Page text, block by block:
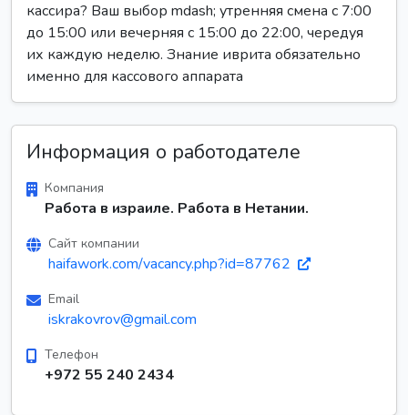
кассира? Ваш выбор mdash; утренняя смена с 7:00
до 15:00 или вечерняя с 15:00 до 22:00, чередуя
их каждую неделю. Знание иврита обязательно
именно для кассового аппарата
Информация о работодателе
Компания
Работа в израиле. Работа в Нетании.
Сайт компании
haifawork.com/vacancy.php?id=87762
Email
iskrakovrov@gmail.com
Телефон
+972 55 240 2434